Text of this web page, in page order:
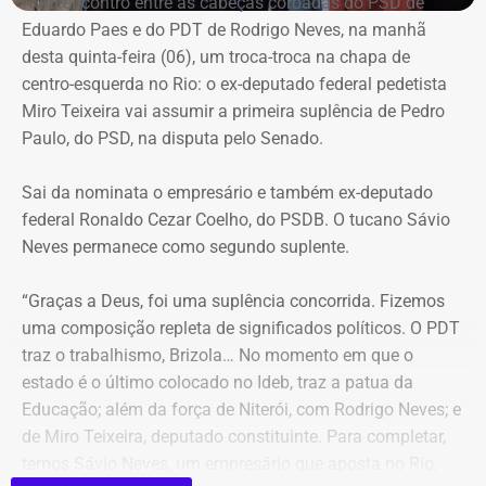
Joel de Oliveira Suhett Filho foi desligado do posto de
assessor-chefe de Assuntos Estratégicos da Polícia
Militar;
Henrique Gustavo dos Santos Frickmann foi exonerado, a
pedido, do cargo de subsecretário adjunto de Obrasda
Secretaria de Infraestrutura e Obras Públicas.
Nomeações vieram em dose
homeopática
No outro lado da balança das publicações do Diário
Oficial, Couto fez mudanças pontuais e assinou apenas 2
únicas nomeações para o segundo e terceiro escalões do
governo. A Superintendência de Compras e Licitações da
Secretaria de Estado de Saúde recebeu a nomeação de
Emerson Maciel dos Santos, enquanto que na Fundação
O Ministério Público (MPRJ), então, passou a conferir
ações civis públicas e processos de improbidade —
relativos a agentes públicos — que tramitavam na vara, e
foram identificadas diversas adulterações, principalmente
em processos nos quais Núbia Cozzolino aparecia como
interessada ou ré.
Durante uma busca e apreensão no escritório ligado à ex-
prefeita de Magé, foram encontradas cópias de folhas
processuais com treinos de rubricas e assinaturas.
Núbia Cozzolino alega injustiça e
irregularidades
A Justiça concluiu que a autoria criminal ficou
comprovada em relação a Núbia, mas não foi possível
Eduardo Paes e do PDT de Rodrigo Neves, na manhã
desta quinta-feira (06), um troca-troca na chapa de
centro-esquerda no Rio: o ex-deputado federal pedetista
Miro Teixeira vai assumir a primeira suplência de Pedro
Paulo, do PSD, na disputa pelo Senado.
Sai da nominata o empresário e também ex-deputado
federal Ronaldo Cezar Coelho, do PSDB. O tucano Sávio
Neves permanece como segundo suplente.
“Graças a Deus, foi uma suplência concorrida. Fizemos
uma composição repleta de significados políticos. O PDT
traz o trabalhismo, Brizola… No momento em que o
estado é o último colocado no Ideb, traz a patua da
Educação; além da força de Niterói, com Rodrigo Neves; e
de Miro Teixeira, deputado constituinte. Para completar,